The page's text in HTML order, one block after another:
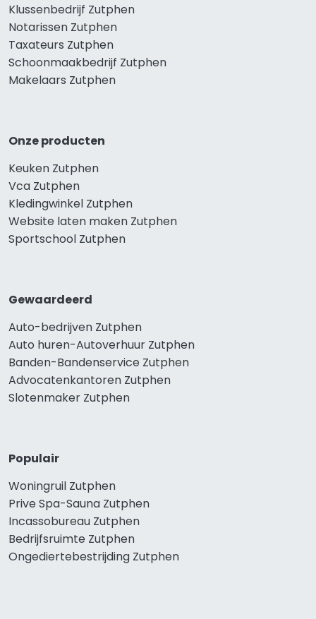
Klussenbedrijf Zutphen
Notarissen Zutphen
Taxateurs Zutphen
Schoonmaakbedrijf Zutphen
Makelaars Zutphen
Onze producten
Keuken Zutphen
Vca Zutphen
Kledingwinkel Zutphen
Website laten maken Zutphen
Sportschool Zutphen
Gewaardeerd
Auto-bedrijven Zutphen
Auto huren-Autoverhuur Zutphen
Banden-Bandenservice Zutphen
Advocatenkantoren Zutphen
Slotenmaker Zutphen
Populair
Woningruil Zutphen
Prive Spa-Sauna Zutphen
Incassobureau Zutphen
Bedrijfsruimte Zutphen
Ongediertebestrijding Zutphen